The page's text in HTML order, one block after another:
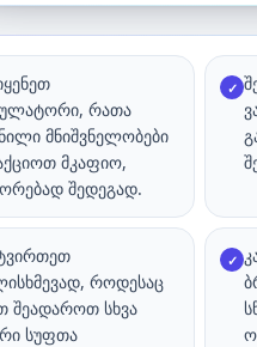
რათა
მნიშვნელობები
მკაფიო,
შედეგად.
✓
როდესაც
შეადაროთ სხვა
სუფთა
✓